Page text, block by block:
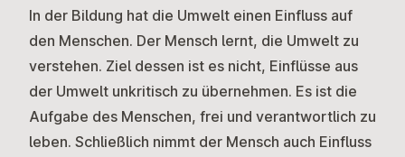
In der Bildung hat die Umwelt einen Einfluss auf
den Menschen. Der Mensch lernt, die Umwelt zu
verstehen. Ziel dessen ist es nicht, Einflüsse aus
der Umwelt unkritisch zu übernehmen. Es ist die
Aufgabe des Menschen, frei und verantwortlich zu
leben. Schließlich nimmt der Mensch auch Einfluss